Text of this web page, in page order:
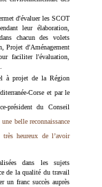
d'évaluer les SCOT
leur élaboration,
chacun des volets
Projet d'Aménagement
faciliter l'évaluation,
à projet de la Région
Corse et par le
président du Conseil
belle reconnaissance
heureux de l’avoir
dans les sujets
de la qualité du travail
un franc succès auprès